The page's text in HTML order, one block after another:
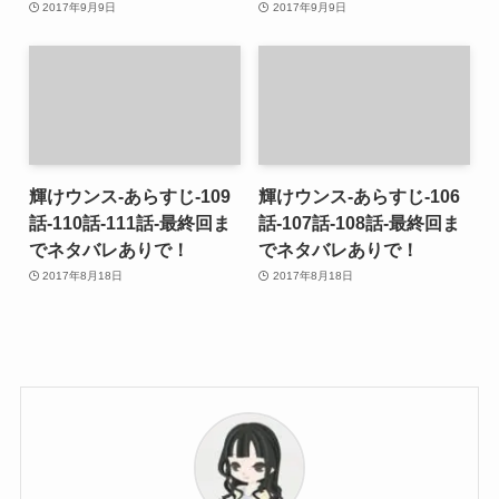
2017年9月9日 2017年9月9日
輝けウンス-あらすじ-109
話-110話-111話-最終回ま
でネタバレありで！
2017年8月18日
輝けウンス-あらすじ-106
話-107話-108話-最終回ま
でネタバレありで！
2017年8月18日